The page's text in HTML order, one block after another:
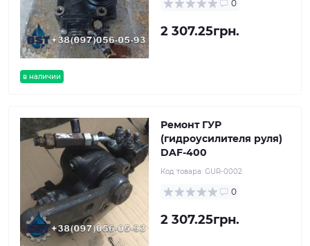
в наличии
0
2 307.25грн.
Ремонт ГУР
(гидроусилителя руля)
DAF-400
Код товара: GUR-0002
0
2 307.25грн.